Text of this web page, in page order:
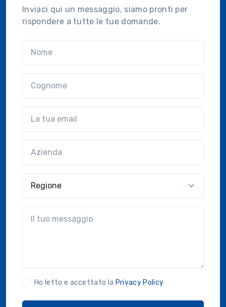
Inviaci qui un messaggio, siamo pronti per
rispondere a tutte le tue domande.
Ho letto e accettato la Privacy Policy